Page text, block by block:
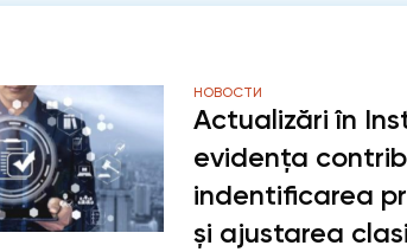
НОВОСТИ
Actualizări în
evidența
indentificarea
și ajustarea